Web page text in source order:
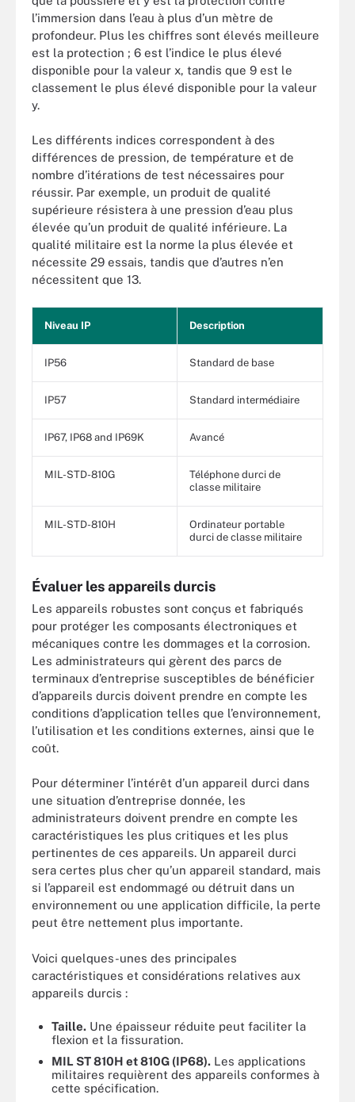
l’immersion dans l’eau à plus d’un mètre de
profondeur. Plus les chiffres sont élevés meilleure
est la protection ; 6 est l’indice le plus élevé
disponible pour la valeur x, tandis que 9 est le
classement le plus élevé disponible pour la valeur
y.
Les différents indices correspondent à des
différences de pression, de température et de
nombre d’itérations de test nécessaires pour
réussir. Par exemple, un produit de qualité
supérieure résistera à une pression d’eau plus
élevée qu’un produit de qualité inférieure. La
qualité militaire est la norme la plus élevée et
nécessite 29 essais, tandis que d’autres n’en
nécessitent que 13.
Niveau IP Description
IP56 Standard de base
IP57 Standard intermédiaire
IP67, IP68 and IP69K Avancé
MIL-STD-810G
Téléphone durci de
classe militaire
MIL-STD-810H
Ordinateur portable
durci de classe militaire
Évaluer les appareils durcis
Les appareils robustes sont conçus et fabriqués
pour protéger les composants électroniques et
mécaniques contre les dommages et la corrosion.
Les administrateurs qui gèrent des parcs de
terminaux d’entreprise susceptibles de bénéficier
d’appareils durcis doivent prendre en compte les
conditions d’application telles que l’environnement,
l’utilisation et les conditions externes, ainsi que le
coût.
Pour déterminer l’intérêt d’un appareil durci dans
une situation d’entreprise donnée, les
administrateurs doivent prendre en compte les
caractéristiques les plus critiques et les plus
pertinentes de ces appareils. Un appareil durci
sera certes plus cher qu’un appareil standard, mais
si l’appareil est endommagé ou détruit dans un
environnement ou une application difficile, la perte
peut être nettement plus importante.
Voici quelques-unes des principales
caractéristiques et considérations relatives aux
appareils durcis :
Taille. Une épaisseur réduite peut faciliter la
flexion et la fissuration.
MIL ST 810H et 810G (IP68). Les applications
militaires requièrent des appareils conformes à
cette spécification.